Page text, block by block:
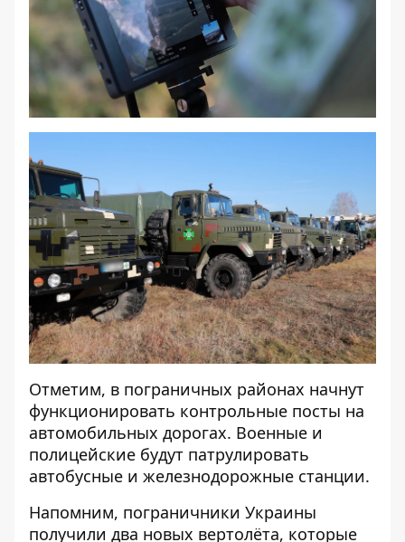
Отметим, в пограничных районах начнут
функционировать контрольные посты на
автомобильных дорогах. Военные и
полицейские будут патрулировать
автобусные и железнодорожные станции.
Напомним, пограничники Украины
получили два новых вертолёта, которые